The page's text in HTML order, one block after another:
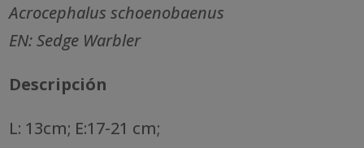
Acrocephalus schoenobaenus
EN: Sedge Warbler
Descripción
L: 13cm; E:17-21 cm;